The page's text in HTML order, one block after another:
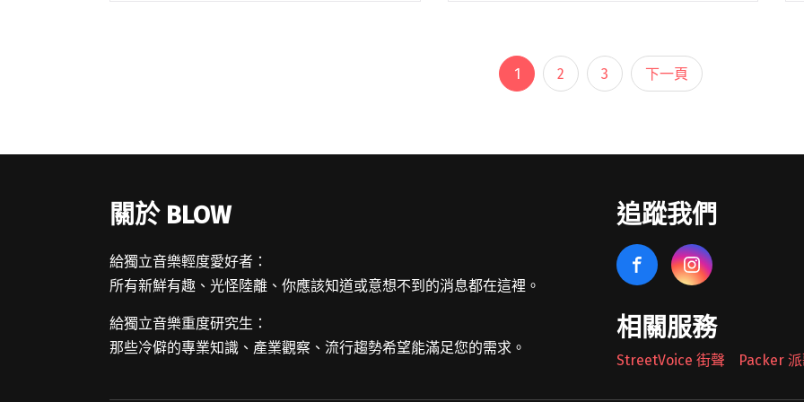
泥發芽台北場10/22、10/23登場！演出時刻
表完整公開"
1 2 3 下一頁
關於 BLOW
給獨立音樂輕度愛好者：
所有新鮮有趣、光怪陸離、你應該知道或意想不到的消息都在這裡。
給獨立音樂重度研究生：
那些冷僻的專業知識、產業觀察、流行趨勢希望能滿足您的需求。
追蹤我們
相關服務
StreetVoice 街聲 Packer